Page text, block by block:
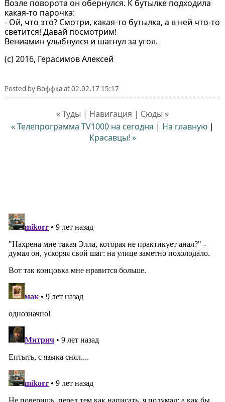
Возле поворота он обернулся. К бутылке подходила
какая-то парочка:
- Ой, что это? Смотри, какая-то бутылка, а в ней что-то
светится! Давай посмотрим!
Вениамин улыбнулся и шагнул за угол.
(с) 2016, Герасимов Алексей
Posted by Воффкаat02.02.17 15:17
« Туды | Навигация | Сюды »
« Телепрограмма TV1000 на сегодня | На главную |
Красавцы! »